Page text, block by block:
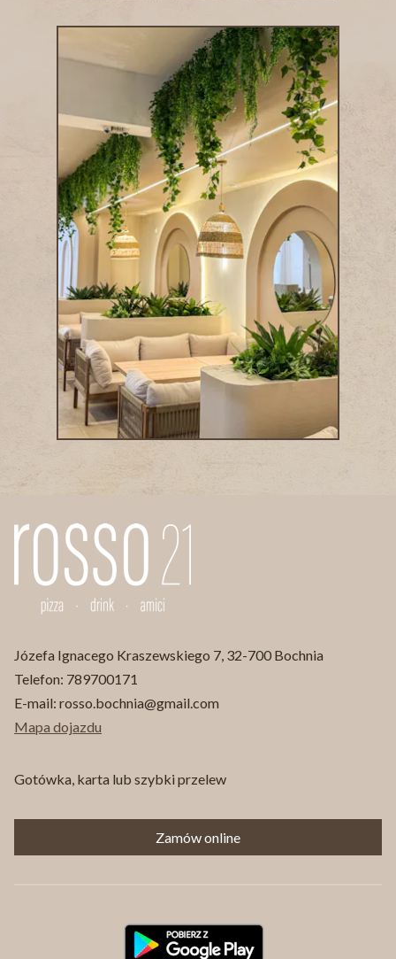
Józefa Ignacego Kraszewskiego 7, 32-700 Bochnia
Telefon: 789700171
E-mail: rosso.bochnia@gmail.com
Mapa dojazdu
Gotówka, karta lub szybki przelew
Zamów online